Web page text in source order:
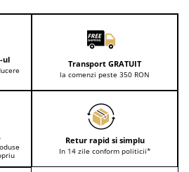
ul Transport GRATUIT
la comenzi peste 350 RON
Retur rapid si simplu
In 14 zile conform politicii*